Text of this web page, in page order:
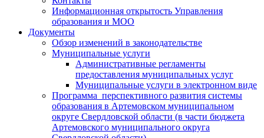
Информационная открытость Управления
образования и МОО
Документы
Обзор изменений в законодательстве
Муниципальные услуги
Административные регламенты
предоставления муниципальных услуг
Муниципальные услуги в электронном виде
Программа перспективного развития системы
образования в Артемовском муниципальном
округе Свердловской области (в части бюджета
Артемовского муниципального округа